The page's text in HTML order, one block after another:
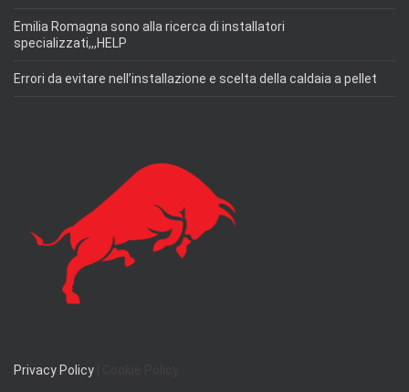
Emilia Romagna sono alla ricerca di installatori
specializzati,,,HELP
Errori da evitare nell’installazione e scelta della caldaia a pellet
Privacy Policy